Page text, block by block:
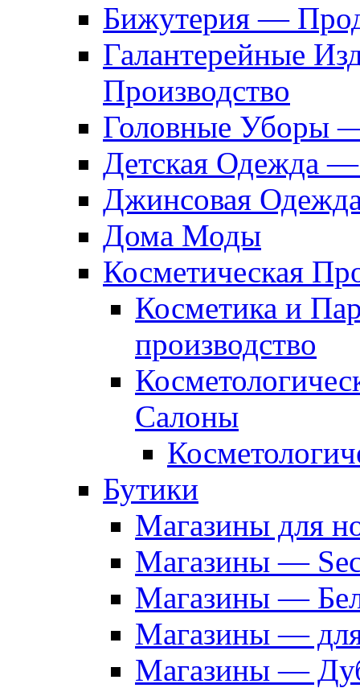
Бижутерия —
Галантерейные
Производство
Головные Уборы
Детская Одежда
Джинсовая
Дома Моды
Косметическая
Косметика и
производство
Салоны
Бутики
Магазины для
Магазины —
Магазины —
Магазины —
Магазины —